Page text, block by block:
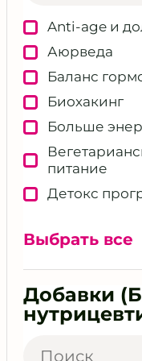
Anti-age и
Аюрведа
Баланс
Биохакинг
Больше
питание
Детокс
Женское
Здоровый
Здоровье
Кожа и тонус
Выбрать все
Добавки